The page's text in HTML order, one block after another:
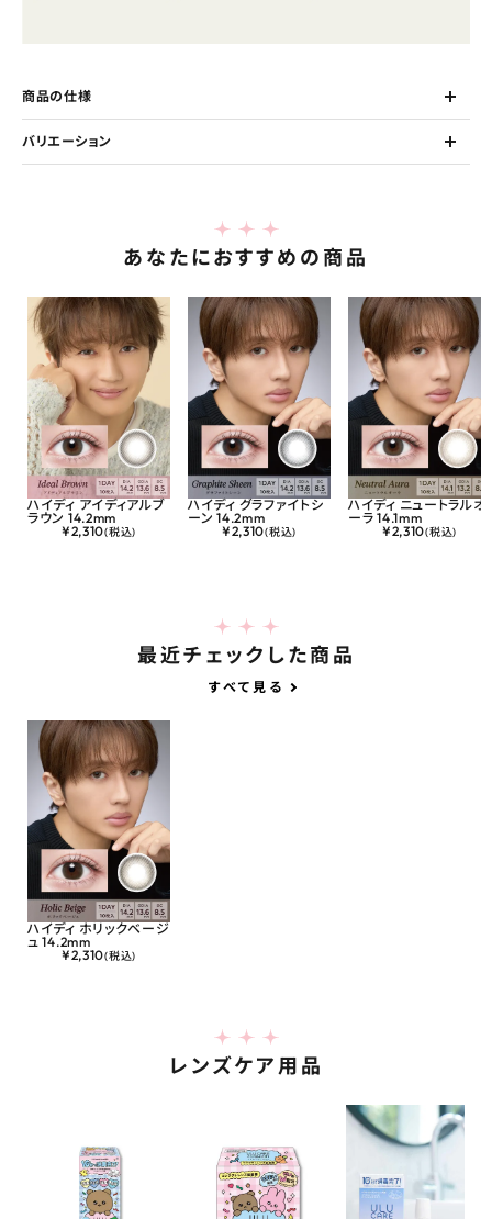
商品の仕様
バリエーション
あなたにおすすめの商品
ハイディ アイディアルブ
ラウン 14.2mm
¥2,310(税込)
ハイディ グラファイトシ
ーン 14.2mm
¥2,310(税込)
ハイディ ニュートラルオ
ーラ 14.1mm
¥2,310(税込)
最近チェックした商品
すべて見る
ハイディ ホリックベージ
ュ 14.2mm
¥2,310(税込)
レンズケア用品